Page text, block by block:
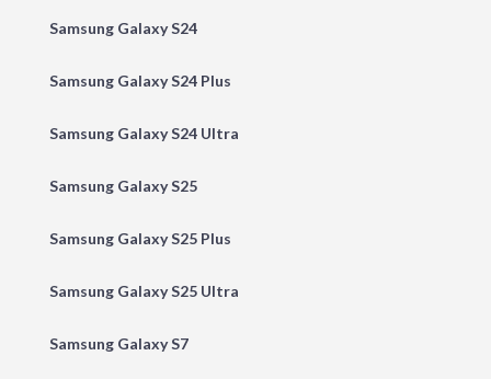
Samsung Galaxy S24
Samsung Galaxy S24 Plus
Samsung Galaxy S24 Ultra
Samsung Galaxy S25
Samsung Galaxy S25 Plus
Samsung Galaxy S25 Ultra
Samsung Galaxy S7